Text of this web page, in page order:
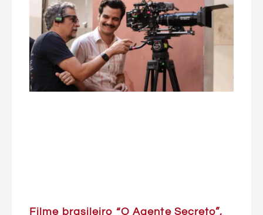
Filme brasileiro “O Agente Secreto”,